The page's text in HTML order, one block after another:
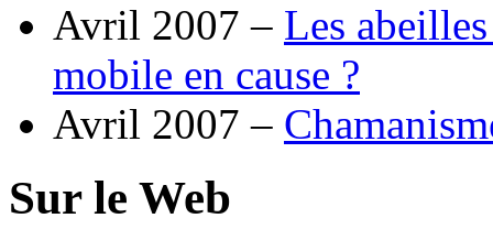
Avril 2007 – Les
mobile en cause ?
Avril 2007 –
Sur le Web